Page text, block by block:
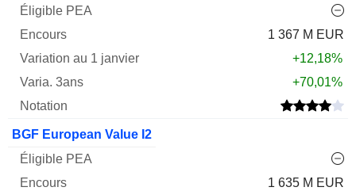
1 367 M EUR
+12,18%
+70,01%
BGF European Value I2
1 635 M EUR